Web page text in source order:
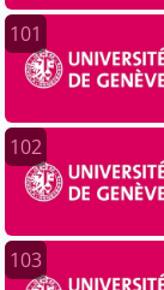
101
102
103